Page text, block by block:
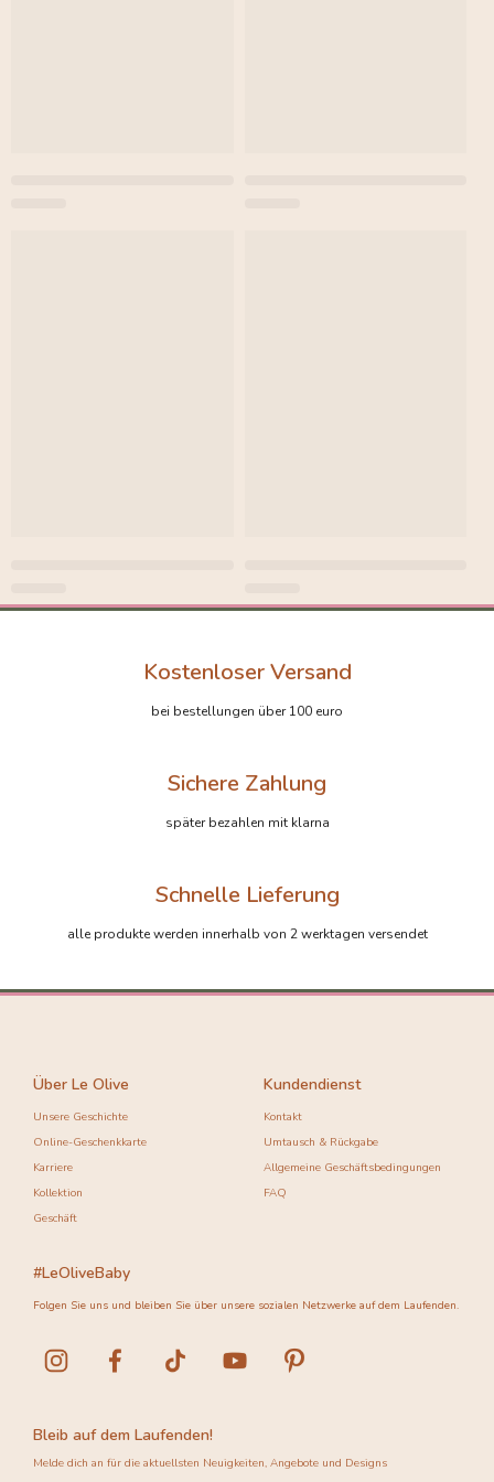
Kostenloser Versand
bei bestellungen über 100 euro
Sichere Zahlung
später bezahlen mit klarna
Schnelle Lieferung
alle produkte werden innerhalb von 2 werktagen versendet
Über Le Olive
Unsere Geschichte
Online-Geschenkkarte
Karriere
Kollektion
Geschäft
Kundendienst
Kontakt
Umtausch & Rückgabe
Allgemeine Geschäftsbedingungen
FAQ
Bleib auf dem Laufenden!
Melde dich an für die aktuellsten Neuigkeiten, Angebote und Designs
#LeOliveBaby
Folgen Sie uns und bleiben Sie über unsere sozialen Netzwerke auf dem Laufenden.